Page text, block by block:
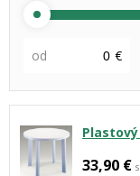
od €
33,90 €